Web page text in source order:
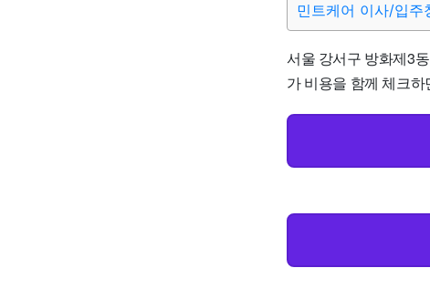
민트케어 이사/입주
서울 강서구 방화제3
가 비용을 함께 체크